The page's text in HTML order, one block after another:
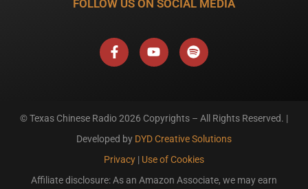
FOLLOW US ON SOCIAL MEDIA
a
c
e
k
-
f
o
u
t
p
o
t
© Texas Chinese Radio2026 Copyrights – All Rights Reserved. |
Developed by DYD Creative Solutions
Privacy | Use of Cookies
Affiliate disclosure: As an Amazon Associate, we may earn